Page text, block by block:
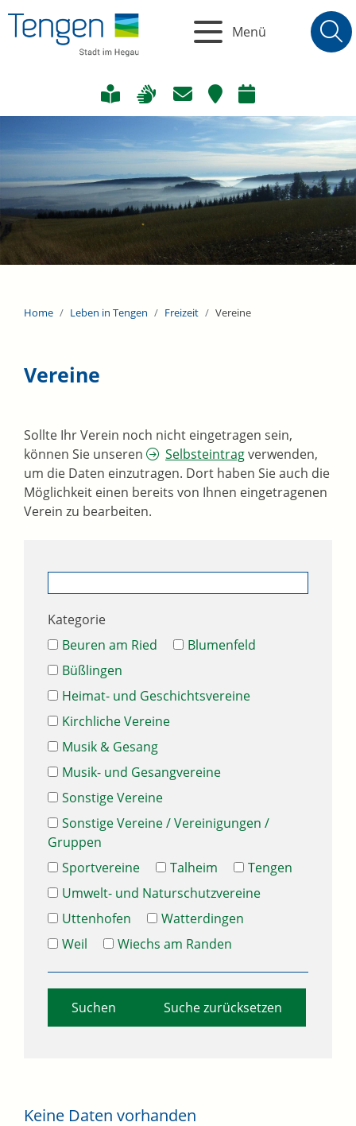
Menü
Home Leben in Tengen Freizeit Vereine
Vereine
Sollte Ihr Verein noch nicht eingetragen sein,
können Sie unseren
Selbsteintragverwenden,
um die Daten einzutragen. Dort haben Sie auch die
Möglichkeit einen bereits von Ihnen eingetragenen
Verein zu bearbeiten.
Kategorie
Beuren am Ried
Blumenfeld
Büßlingen
Heimat- und Geschichtsvereine
Kirchliche Vereine
Musik & Gesang
Musik- und Gesangvereine
Sonstige Vereine
Sonstige Vereine / Vereinigungen /
Gruppen
Sportvereine
Talheim
Tengen
Umwelt- und Naturschutzvereine
Uttenhofen
Watterdingen
Weil
Wiechs am Randen
Suche zurücksetzen
Keine Daten vorhanden